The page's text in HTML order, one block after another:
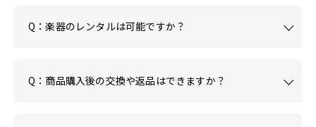
Q：楽器のレンタルは可能ですか？
Q：商品購入後の交換や返品はできますか？